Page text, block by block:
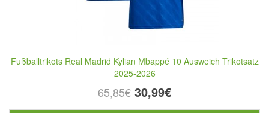
Fußballtrikots Real Madrid Kylian Mbappé 10 Ausweich Trikotsatz
2025-2026
65,85€ 30,99€